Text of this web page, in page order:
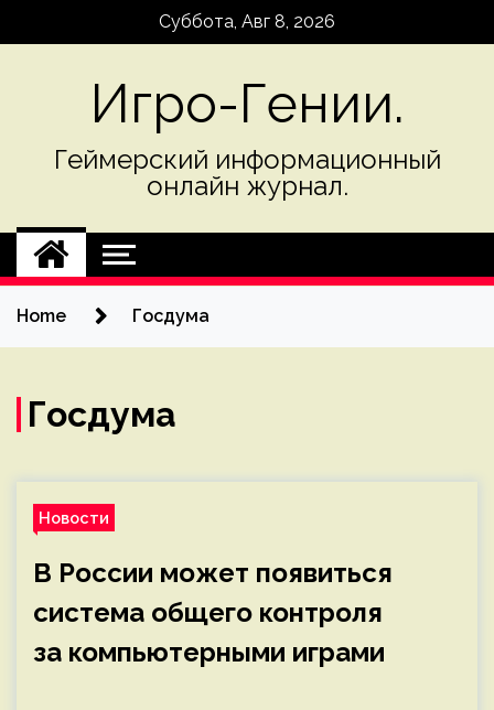
Суббота, Авг 8, 2026
Игро-Гении.
Геймерский информационный
онлайн журнал.
Home Госдума
Госдума
Новости
В России может появиться
система общего контроля
за компьютерными играми